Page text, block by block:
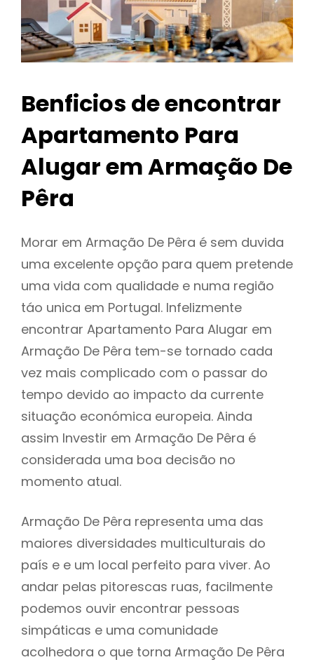
Benficios de encontrar
Apartamento Para
Alugar em Armação De
Pêra
Morar em Armação De Pêra é sem duvida
uma excelente opção para quem pretende
uma vida com qualidade e numa região
táo unica em Portugal. Infelizmente
encontrar Apartamento Para Alugar em
Armação De Pêra tem-se tornado cada
vez mais complicado com o passar do
tempo devido ao impacto da currente
situação económica europeia. Ainda
assim Investir em Armação De Pêra é
considerada uma boa decisão no
momento atual.
Armação De Pêra representa uma das
maiores diversidades multiculturais do
país e e um local perfeito para viver. Ao
andar pelas pitorescas ruas, facilmente
podemos ouvir encontrar pessoas
simpáticas e uma comunidade
acolhedora o que torna Armação De Pêra